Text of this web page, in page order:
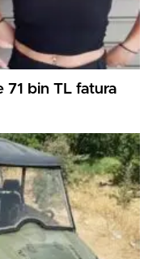
71 bin TL fatura